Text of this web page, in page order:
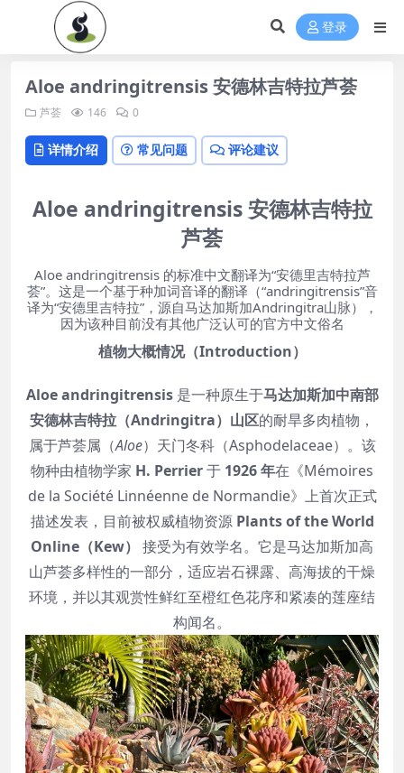
登录
Aloe andringitrensis 安德林吉特拉芦荟
芦荟 146 0
详情介绍 常见问题 评论建议
Aloe andringitrensis 安德林吉特拉
芦荟
Aloe andringitrensis 的标准中文翻译为“安德里吉特拉芦
荟”。这是一个基于种加词音译的翻译（“andringitrensis”音
译为“安德里吉特拉”，源自马达加斯加Andringitra山脉），
因为该种目前没有其他广泛认可的官方中文俗名
植物大概情况（Introduction）
Aloe andringitrensis是一种原生于马达加斯加中南部
安德林吉特拉（Andringitra）山区的耐旱多肉植物，
属于芦荟属（Aloe）天门冬科（Asphodelaceae）。该
物种由植物学家 H. Perrier于 1926 年在《Mémoires
de la Société Linnéenne de Normandie》上首次正式
描述发表，目前被权威植物资源 Plants of the World
Online（Kew） 接受为有效学名。它是马达加斯加高
山芦荟多样性的一部分，适应岩石裸露、高海拔的干燥
环境，并以其观赏性鲜红至橙红色花序和紧凑的莲座结
构闻名。